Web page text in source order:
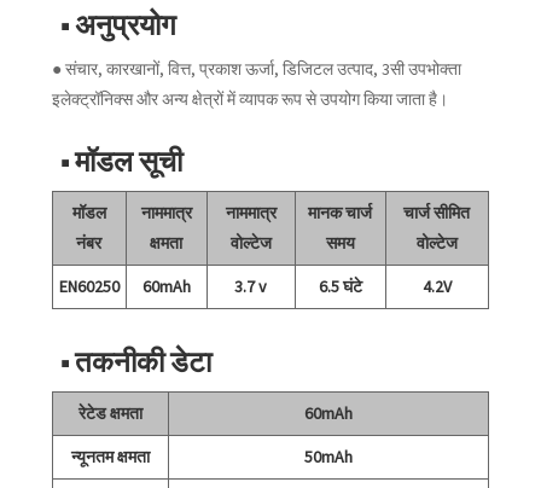
■ अनुप्रयोग
● संचार, कारखानों, वित्त, प्रकाश ऊर्जा, डिजिटल उत्पाद, 3सी उपभोक्ता
इलेक्ट्रॉनिक्स और अन्य क्षेत्रों में व्यापक रूप से उपयोग किया जाता है।
■ मॉडल सूची
मॉडल
नंबर
नाममात्र
क्षमता
नाममात्र
वोल्टेज
मानक चार्ज
समय
चार्ज सीमित
वोल्टेज
EN60250
60mAh 3.7 v 6.5 घंटे 4.2V
■ तकनीकी डेटा
रेटेड क्षमता
60mAh
न्यूनतम क्षमता
50mAh